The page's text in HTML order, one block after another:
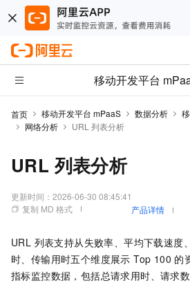
移动开发平台
首页 移动开发平台 mPaaS 数据分析
网络分析
URL 列表分析
URL 列表分析
更新时间： 2026-06-30 08:45:41
复制 MD 格式
产品详情
URL 列表支持从失败率、平均下载速度
时、传输用时五个维度展示 Top 100 的
指标监控数据，包括总请求用时、请求